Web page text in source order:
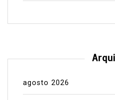
agosto 2026